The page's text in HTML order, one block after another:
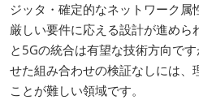
ジッタ・確定的なネットワーク
厳しい要件に応える設計が進めら
と5Gの統合は有望な技術方向で
せた組み合わせの検証なしには、
ことが難しい領域です。